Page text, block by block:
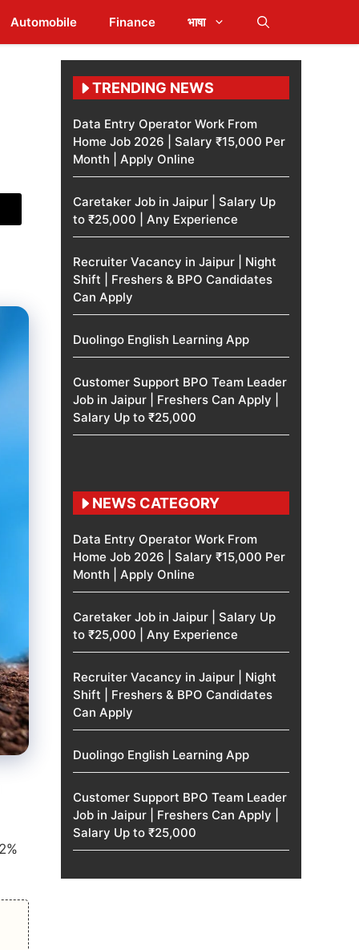
Automobile Finance भाषा
TRENDING NEWS
Data Entry Operator Work From
Home Job 2026 | Salary ₹15,000 Per
Month | Apply Online
Caretaker Job in Jaipur | Salary Up
to ₹25,000 | Any Experience
Recruiter Vacancy in Jaipur | Night
Shift | Freshers & BPO Candidates
Can Apply
Duolingo English Learning App
Customer Support BPO Team Leader
Job in Jaipur | Freshers Can Apply |
Salary Up to ₹25,000
NEWS CATEGORY
Data Entry Operator Work From
Home Job 2026 | Salary ₹15,000 Per
Month | Apply Online
Caretaker Job in Jaipur | Salary Up
to ₹25,000 | Any Experience
Recruiter Vacancy in Jaipur | Night
Shift | Freshers & BPO Candidates
Can Apply
Duolingo English Learning App
Customer Support BPO Team Leader
Job in Jaipur | Freshers Can Apply |
Salary Up to ₹25,000